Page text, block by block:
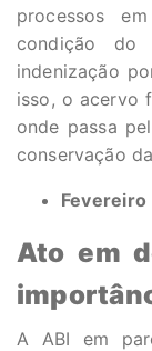
processos
condição do
indenização
isso, o acervo
onde passa
conservação
Fevereiro
Ato em
A ABI em